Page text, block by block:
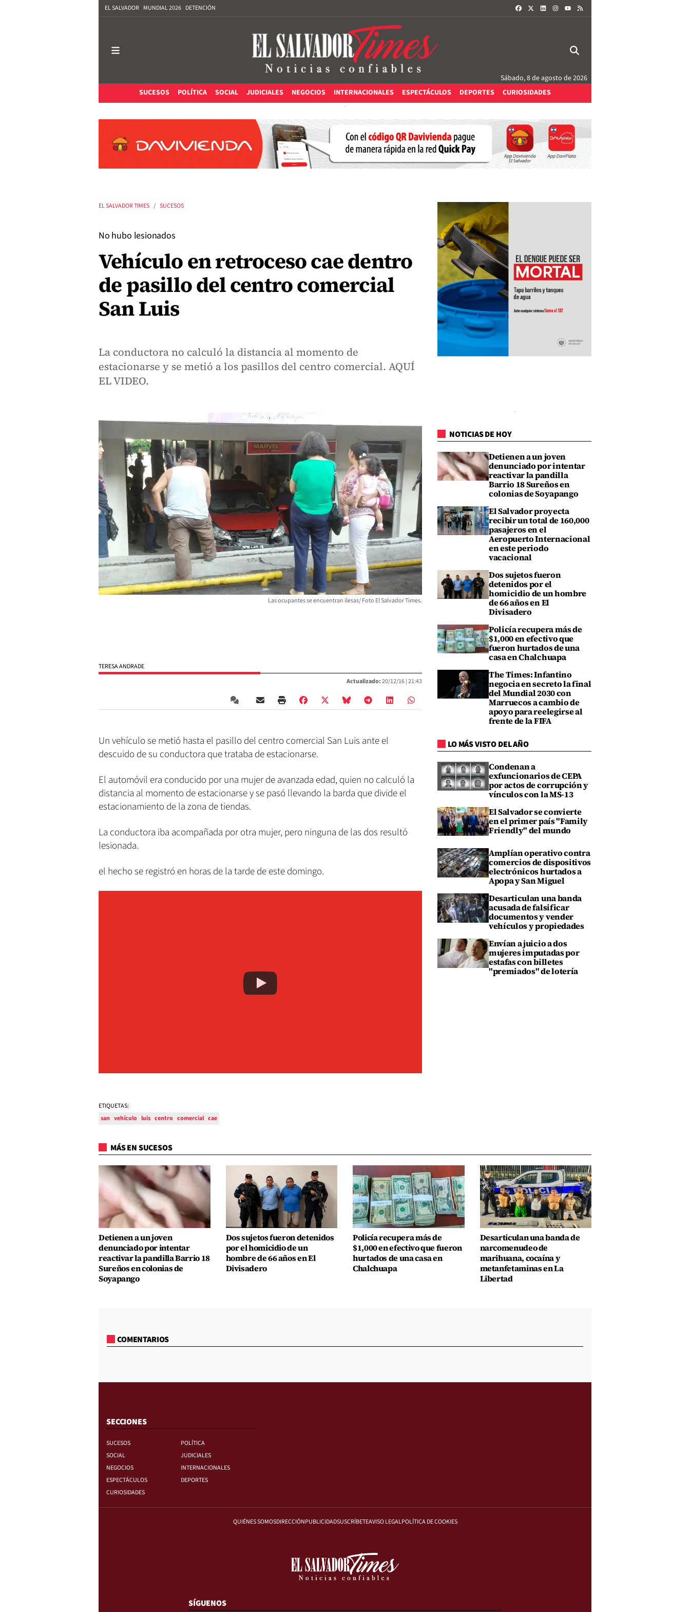
EL SALVADOR MUNDIAL 2026 DETENCIÓN FACEBOOKLINKEDININSTAGRAM
Sábado, 8 de agosto de 2026
SUCESOS
POLÍTICA SOCIAL JUDICIALES NEGOCIOS INTERNACIONALES ESPECTÁCULOS DEPORTES CURIOSIDADES
EL SALVADOR TIMES SUCESOS
No hubo lesionados
Vehículo en retroceso cae dentro
de pasillo del centro comercial
San Luis
La conductora no calculó la distancia al momento de
estacionarse y se metió a los pasillos del centro comercial. AQUÍ
EL VIDEO.
Las ocupantes se encuentran ilesas/ Foto El Salvador Times.
TERESA ANDRADE
Actualizado:20/12/16 |21:43
Un vehículo se metió hasta el pasillo del centro comercial San Luis ante el
descuido de su conductora que trataba de estacionarse.
El automóvil era conducido por una mujer de avanzada edad, quien no calculó la
distancia al momento de estacionarse y se pasó llevando la barda que divide el
estacionamiento de la zona de tiendas.
La conductora iba acompañada por otra mujer, pero ninguna de las dos resultó
lesionada.
el hecho se registró en horas de la tarde de este domingo.
ETIQUETAS:
san vehículo luis centro comercial cae
NOTICIAS DE HOY
Detienen a un joven
denunciado por intentar
reactivar la pandilla
Barrio 18 Sureños en
colonias de Soyapango
El Salvador proyecta
recibir un total de 160,000
pasajeros en el
Aeropuerto Internacional
en este periodo
vacacional
Dos sujetos fueron
detenidos por el
homicidio de un hombre
de 66 años en El
Divisadero
Policía recupera más de
$1,000 en efectivo que
fueron hurtados de una
casa en Chalchuapa
The Times: Infantino
negocia en secreto la final
del Mundial 2030 con
Marruecos a cambio de
apoyo para reelegirse al
frente de la FIFA
LO MÁS VISTO DEL AÑO
Condenan a
exfuncionarios de CEPA
por actos de corrupción y
vínculos con la MS-13
El Salvador se convierte
en el primer país "Family
Friendly" del mundo
Amplían operativo contra
comercios de dispositivos
electrónicos hurtados a
Apopa y San Miguel
Desarticulan una banda
acusada de falsificar
documentos y vender
vehículos y propiedades
Envían a juicio a dos
mujeres imputadas por
estafas con billetes
"premiados" de lotería
MÁS EN SUCESOS
Detienen a un joven
denunciado por intentar
reactivar la pandilla Barrio 18
Sureños en colonias de
Soyapango
Dos sujetos fueron detenidos
por el homicidio de un
hombre de 66 años en El
Divisadero
Policía recupera más de
$1,000 en efectivo que fueron
hurtados de una casa en
Chalchuapa
Desarticulan una banda de
narcomenudeo de
marihuana, cocaína y
metanfetaminas en La
Libertad
COMENTARIOS
SECCIONES
SUCESOS
POLÍTICA
SOCIAL
JUDICIALES
NEGOCIOS
INTERNACIONALES
ESPECTÁCULOS
DEPORTES
CURIOSIDADES
QUIÉNES SOMOSDIRECCIÓNPUBLICIDADSUSCRÍBETEAVISO LEGALPOLÍTICA DE COOKIES
SÍGUENOS